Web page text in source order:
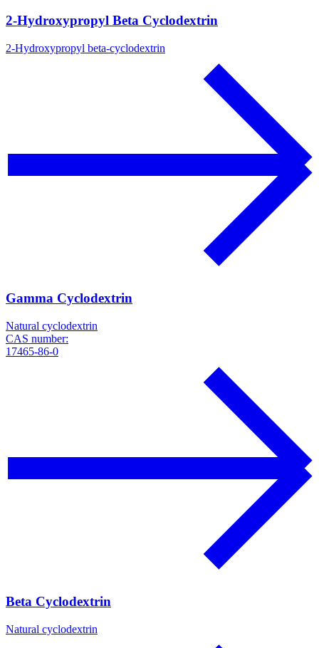
2-Hydroxypropyl Beta Cyclodextrin
2-Hydroxypropyl beta-cyclodextrin
Gamma Cyclodextrin
Natural cyclodextrin
CAS number:
17465-86-0
Beta Cyclodextrin
Natural cyclodextrin